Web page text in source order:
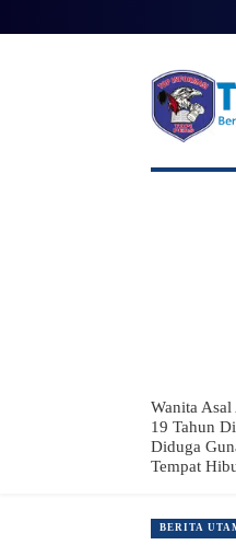
Wanita
19 Tahun
Diduga
Tempat
BERITA